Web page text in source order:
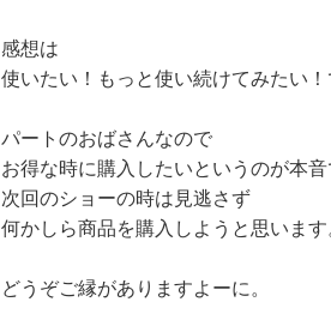
＜ＭＥＭ モイスチャー ミネラル
【原産国（地）】
＜ＭＥＭ セラミルク／ＭＥＭ エ
連パウチ×２個＞
【内容】
・添付文書：台紙
感想は
使いたい！もっと使い続けてみたい！
パートのおばさんなので
お得な時に購入したいというのが本音
次回のショーの時は見逃さず
何かしら商品を購入しようと思います
どうぞご縁がありますよーに。